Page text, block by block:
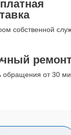
собственной
обращения от 30